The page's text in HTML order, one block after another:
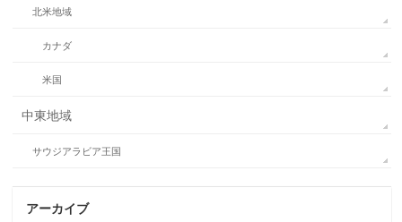
北米地域
カナダ
米国
中東地域
サウジアラビア王国
アーカイブ